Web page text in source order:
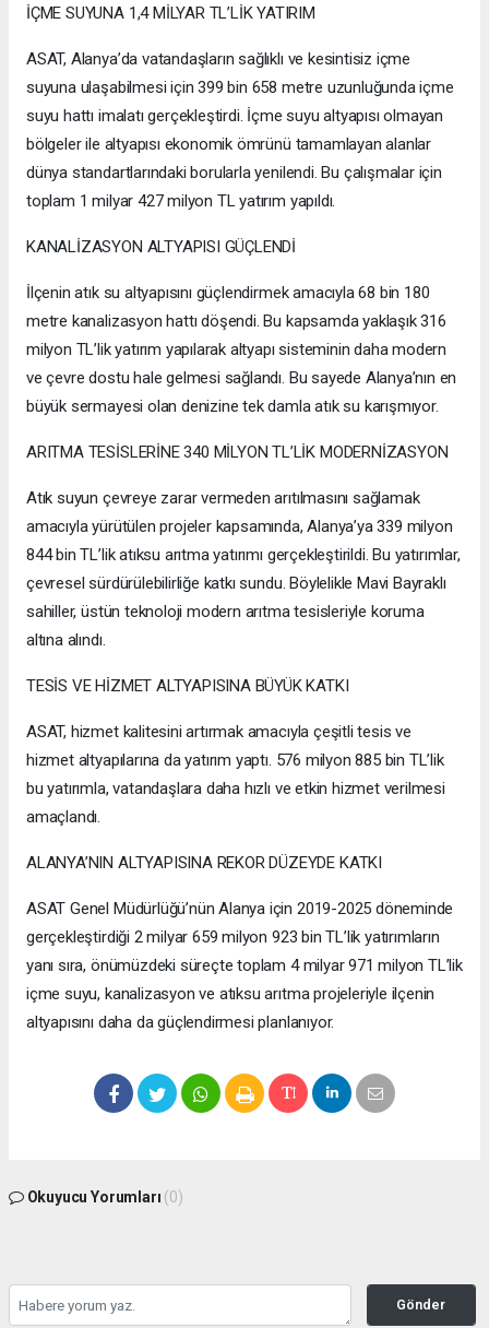
İÇME SUYUNA 1,4 MİLYAR TL’LİK YATIRIM
ASAT, Alanya’da vatandaşların sağlıklı ve kesintisiz içme
suyuna ulaşabilmesi için 399 bin 658 metre uzunluğunda içme
suyu hattı imalatı gerçekleştirdi. İçme suyu altyapısı olmayan
bölgeler ile altyapısı ekonomik ömrünü tamamlayan alanlar
dünya standartlarındaki borularla yenilendi. Bu çalışmalar için
toplam 1 milyar 427 milyon TL yatırım yapıldı.
KANALİZASYON ALTYAPISI GÜÇLENDİ
İlçenin atık su altyapısını güçlendirmek amacıyla 68 bin 180
metre kanalizasyon hattı döşendi. Bu kapsamda yaklaşık 316
milyon TL’lik yatırım yapılarak altyapı sisteminin daha modern
ve çevre dostu hale gelmesi sağlandı. Bu sayede Alanya’nın en
büyük sermayesi olan denizine tek damla atık su karışmıyor.
ARITMA TESİSLERİNE 340 MİLYON TL’LİK MODERNİZASYON
Atık suyun çevreye zarar vermeden arıtılmasını sağlamak
amacıyla yürütülen projeler kapsamında, Alanya’ya 339 milyon
844 bin TL’lik atıksu arıtma yatırımı gerçekleştirildi. Bu yatırımlar,
çevresel sürdürülebilirliğe katkı sundu. Böylelikle Mavi Bayraklı
sahiller, üstün teknoloji modern arıtma tesisleriyle koruma
altına alındı.
TESİS VE HİZMET ALTYAPISINA BÜYÜK KATKI
ASAT, hizmet kalitesini artırmak amacıyla çeşitli tesis ve
hizmet altyapılarına da yatırım yaptı. 576 milyon 885 bin TL’lik
bu yatırımla, vatandaşlara daha hızlı ve etkin hizmet verilmesi
amaçlandı.
ALANYA’NIN ALTYAPISINA REKOR DÜZEYDE KATKI
ASAT Genel Müdürlüğü’nün Alanya için 2019-2025 döneminde
gerçekleştirdiği 2 milyar 659 milyon 923 bin TL’lik yatırımların
yanı sıra, önümüzdeki süreçte toplam 4 milyar 971 milyon TL’lik
içme suyu, kanalizasyon ve atıksu arıtma projeleriyle ilçenin
altyapısını daha da güçlendirmesi planlanıyor.
Okuyucu Yorumları (0)
Gönder